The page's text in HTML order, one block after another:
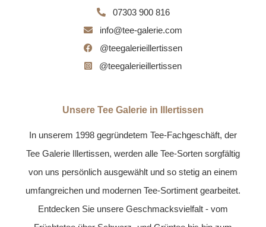
07303 900 816
info@tee-galerie.com
@teegalerieillertissen
@teegalerieillertissen
Unsere Tee Galerie in Illertissen
In unserem 1998 gegründetem Tee-Fachgeschäft, der
Tee Galerie Illertissen, werden alle Tee-Sorten sorgfältig
von uns persönlich ausgewählt und so stetig an einem
umfangreichen und modernen Tee-Sortiment gearbeitet.
Entdecken Sie unsere Geschmacksvielfalt - vom